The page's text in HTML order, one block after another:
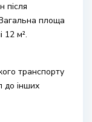
після
площа
12 м².
транспорту
до інших